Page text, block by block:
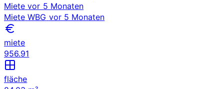
Miete vor 5 Monaten
Miete WBG vor 5 Monaten
miete
956.91
fläche